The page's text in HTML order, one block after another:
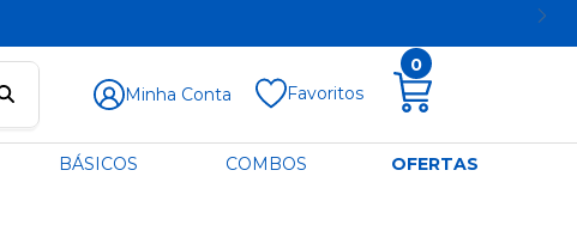
Minha Conta Favoritos
0
BÁSICOS COMBOS OFERTAS